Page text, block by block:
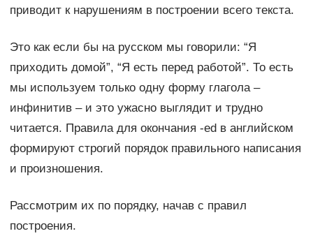
приводит к нарушениям в построении всего текста.
Это как если бы на русском мы говорили: “Я
приходить домой”, “Я есть перед работой”. То есть
мы используем только одну форму глагола –
инфинитив – и это ужасно выглядит и трудно
читается. Правила для окончания -ed в английском
формируют строгий порядок правильного написания
и произношения.
Рассмотрим их по порядку, начав с правил
построения.